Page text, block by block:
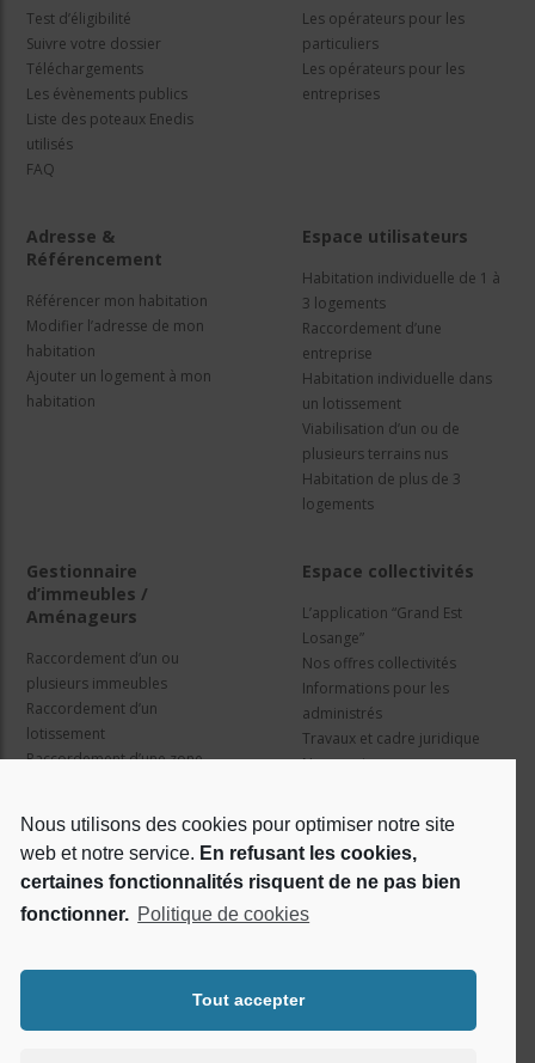
Nous utilisons des cookies pour optimiser notre site
web et notre service. En refusant les cookies,
certaines fonctionnalités risquent de ne pas bien
fonctionner. Politique de cookies
Tout accepter
Test d’éligibilité
Suivre votre dossier
Téléchargements
Les évènements publics
Liste des poteaux Enedis
utilisés
FAQ
Les opérateurs pour les
particuliers
Les opérateurs pour les
entreprises
Adresse &
Référencement
Référencer mon habitation
Modifier l’adresse de mon
habitation
Ajouter un logement à mon
habitation
Espace utilisateurs
Habitation individuelle de 1 à
3 logements
Raccordement d’une
entreprise
Habitation individuelle dans
un lotissement
Viabilisation d’un ou de
plusieurs terrains nus
Habitation de plus de 3
logements
Gestionnaire
d’immeubles /
Aménageurs
Raccordement d’un ou
plusieurs immeubles
Raccordement d’un
lotissement
Raccordement d’une zone
Espace collectivités
L’application “Grand Est
Losange”
Nos offres collectivités
Informations pour les
administrés
Travaux et cadre juridique
Nos services
Qui sommes nous ?
Le projet Losange
Réseaux sociaux